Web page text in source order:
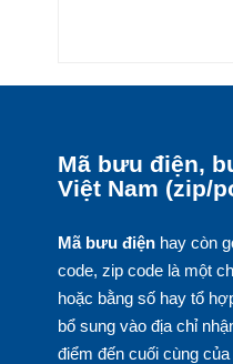
Mã bưu điện,
Việt Nam (zip/
Mã bưu điệnhay còn
code, zip code là một
hoặc bằng số hay tổ
bổ sung vào địa chỉ
điểm đến cuối cùng